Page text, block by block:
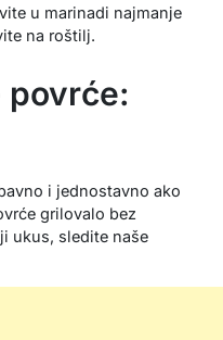
u marinadi najmanje
na roštilj.
povrće:
i jednostavno ako
grilovalo bez
ukus, sledite naše